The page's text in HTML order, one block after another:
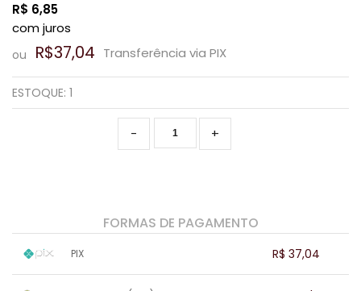
R$ 6,85
com juros
ou R$37,04 Transferência via PIX
ESTOQUE: 1
+
-
FORMAS DE PAGAMENTO
PIX R$ 37,04